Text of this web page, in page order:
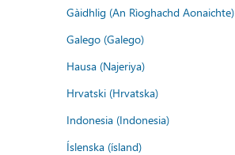
Gàidhlig (An Rìoghachd Aonaichte)
Galego (Galego)
Hausa (Najeriya)
Hrvatski (Hrvatska)
Indonesia (Indonesia)
Íslenska (ísland)